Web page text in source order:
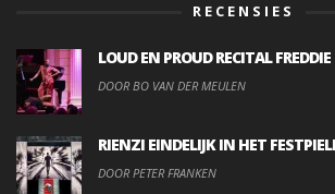
RECENSIES
LOUD EN PROUD RECITAL
DOOR BO VAN DER MEULEN
RIENZI EINDELIJK IN HET
DOOR PETER FRANKEN